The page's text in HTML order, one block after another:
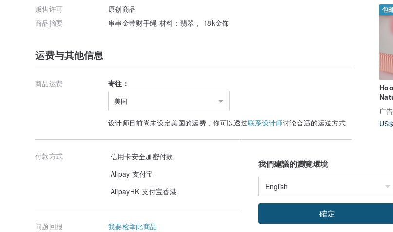
包
广告
贩售许可
原创商品
商品摘要
串串金带财手绳 材料：翡翠， 18k金饰
运费与其他信息
商品运费 寄往：
美国
设计师目前尚未设定美国的运费，你可以透过联系设计师讨论合适的运送方式
付款方式
信用卡安全加密付款
Alipay 支付宝
AlipayHK 支付宝香港
问题回报 我要检举此商品
我們建議的瀏覽環境
確定